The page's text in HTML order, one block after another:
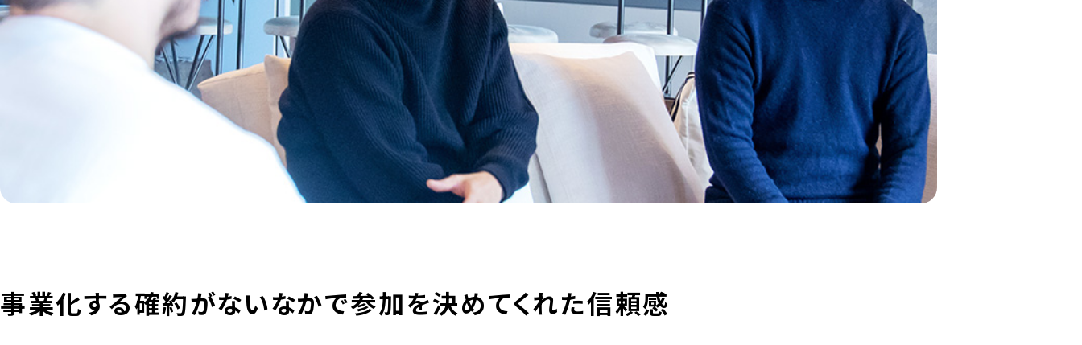
事業化する確約がないなかで参加を決めてくれた信頼感